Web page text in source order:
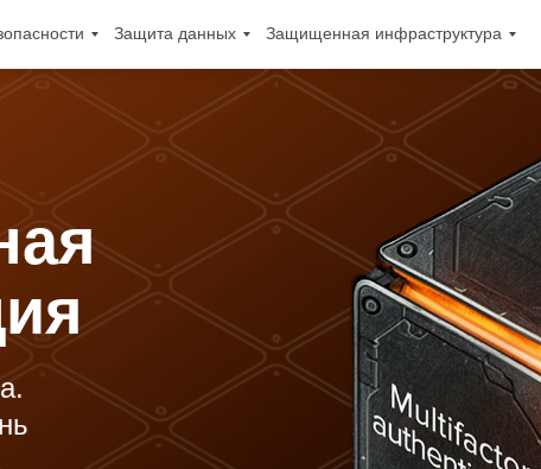
Защищенная инфраструктура
Защита данных